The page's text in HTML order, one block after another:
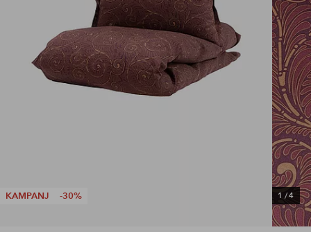
KAMPANJ -30% 1 /4